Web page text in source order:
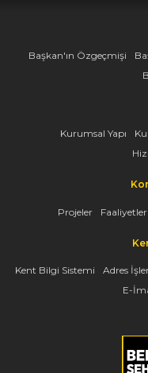
Başkan'ın Özgeçmişi
Kurumsal Yapı
Projeler Faaliyetler
Kent Bilgi Sistemi Adres
E-